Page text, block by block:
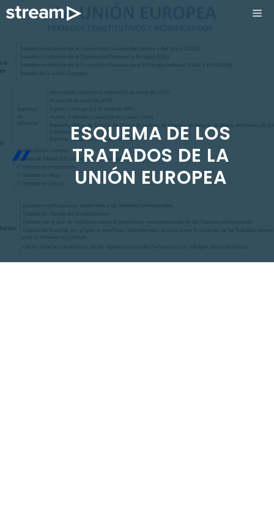
Saltar
ESQUEMA DE LOS
TRATADOS DE LA
UNIÓN EUROPEA